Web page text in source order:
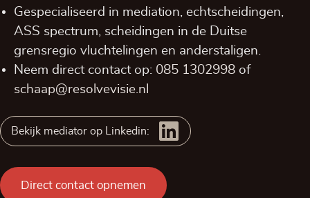
Gespecialiseerd in mediation, echtscheidingen,
ASS spectrum, scheidingen in de Duitse
grensregio vluchtelingen en anderstaligen.
Neem direct contact op: 085 1302998 of
schaap@resolvevisie.nl
Bekijk mediator op Linkedin:
Direct contact opnemen